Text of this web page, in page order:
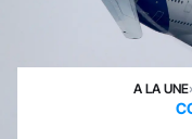
A LA UNE›